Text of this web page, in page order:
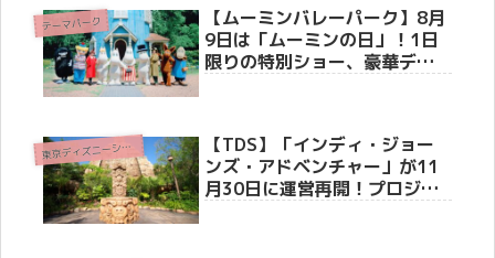
テーマパーク
【ムーミンバレーパーク】8月
9日は「ムーミンの日」！1日
限りの特別ショー、豪華ディ
東
京ディズニーシー(R)
【TDS】「インディ・ジョー
ンズ・アドベンチャー」が11
月30日に運営再開！プロジェ